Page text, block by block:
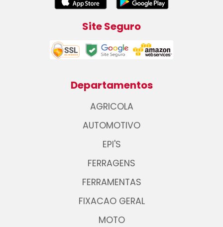
Site Seguro
Departamentos
AGRICOLA
AUTOMOTIVO
EPI'S
FERRAGENS
FERRAMENTAS
FIXACAO GERAL
MOTO